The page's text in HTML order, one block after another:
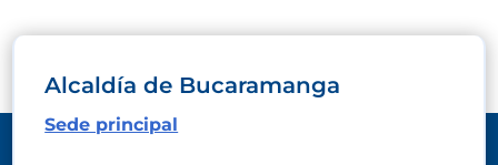
Alcaldía de Bucaramanga
Sede principal